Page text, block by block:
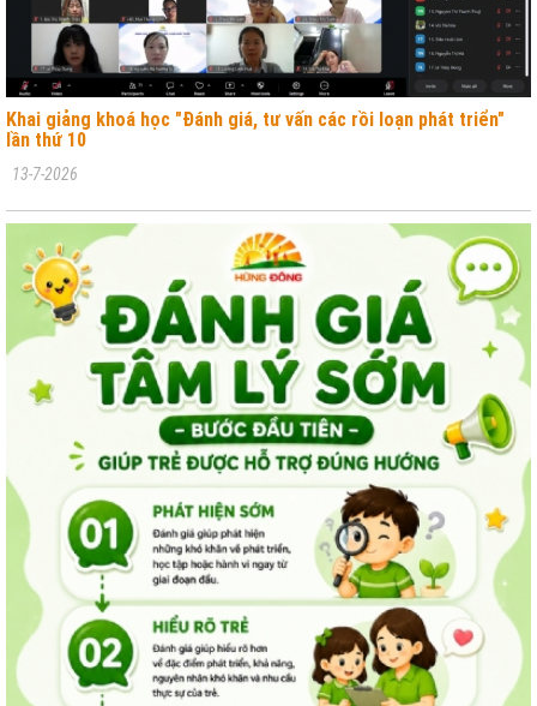
Khai giảng khoá học "Đánh giá, tư vấn các rồi loạn phát triển"
lần thứ 10
13-7-2026